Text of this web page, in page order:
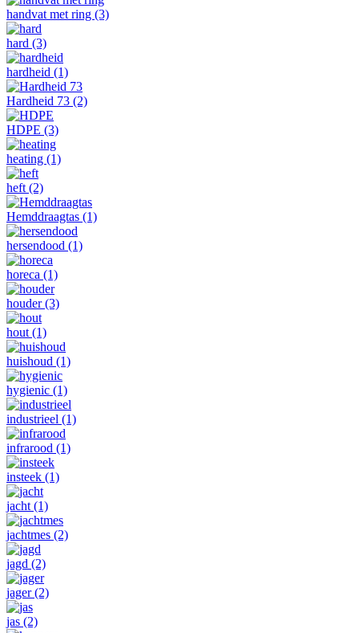
handvat met ring (3)
hard (3)
hardheid (1)
Hardheid 73 (2)
HDPE (3)
heating (1)
heft (2)
Hemddraagtas (1)
hersendood (1)
horeca (1)
houder(3)
hout (1)
huishoud (1)
hygienic (1)
industrieel (1)
infrarood (1)
insteek (1)
jacht (1)
jachtmes (2)
jagd (2)
jager(2)
jas (2)